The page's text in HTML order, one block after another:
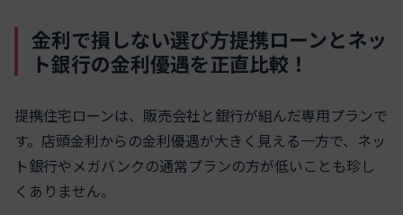
金利で損しない選び方提携ローンとネッ
ト銀行の金利優遇を正直比較！
提携住宅ローンは、販売会社と銀行が組んだ専用プランで
す。店頭金利からの金利優遇が大きく見える一方で、ネッ
ト銀行やメガバンクの通常プランの方が低いことも珍し
くありません。